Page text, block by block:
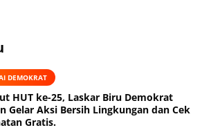
DEMOKRAT
HUT ke-25, Laskar Biru Demokrat
Gelar Aksi Bersih Lingkungan dan Cek
Gratis.